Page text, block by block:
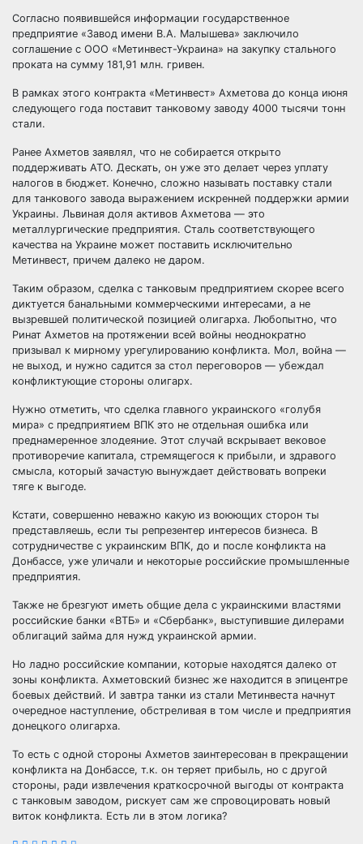
Согласно появившейся информации государственное
предприятие «Завод имени В.А. Малышева» заключило
соглашение с ООО «Метинвест-Украина» на закупку стального
проката на сумму 181,91 млн. гривен.
В рамках этого контракта «Метинвест» Ахметова до конца июня
следующего года поставит танковому заводу 4000 тысячи тонн
стали.
Ранее Ахметов заявлял, что не собирается открыто
поддерживать АТО. Дескать, он уже это делает через уплату
налогов в бюджет. Конечно, сложно называть поставку стали
для танкового завода выражением искренней поддержки армии
Украины. Львиная доля активов Ахметова — это
металлургические предприятия. Сталь соответствующего
качества на Украине может поставить исключительно
Метинвест, причем далеко не даром.
Таким образом, сделка с танковым предприятием скорее всего
диктуется банальными коммерческими интересами, а не
вызревшей политической позицией олигарха. Любопытно, что
Ринат Ахметов на протяжении всей войны неоднократно
призывал к мирному урегулированию конфликта. Мол, война —
не выход, и нужно садится за стол переговоров — убеждал
конфликтующие стороны олигарх.
Нужно отметить, что сделка главного украинского «голубя
мира» с предприятием ВПК это не отдельная ошибка или
преднамеренное злодеяние. Этот случай вскрывает вековое
противоречие капитала, стремящегося к прибыли, и здравого
смысла, который зачастую вынуждает действовать вопреки
тяге к выгоде.
Кстати, совершенно неважно какую из воюющих сторон ты
представляешь, если ты репрезентер интересов бизнеса. В
сотрудничестве с украинским ВПК, до и после конфликта на
Донбассе, уже уличали и некоторые российские промышленные
предприятия.
Также не брезгуют иметь общие дела с украинскими властями
российские банки «ВТБ» и «Сбербанк», выступившие дилерами
облигаций займа для нужд украинской армии.
Но ладно российские компании, которые находятся далеко от
зоны конфликта. Ахметовский бизнес же находится в эпицентре
боевых действий. И завтра танки из стали Метинвеста начнут
очередное наступление, обстреливая в том числе и предприятия
донецкого олигарха.
То есть с одной стороны Ахметов заинтересован в прекращении
конфликта на Донбассе, т.к. он теряет прибыль, но с другой
стороны, ради извлечения краткосрочной выгоды от контракта
с танковым заводом, рискует сам же спровоцировать новый
виток конфликта. Есть ли в этом логика?